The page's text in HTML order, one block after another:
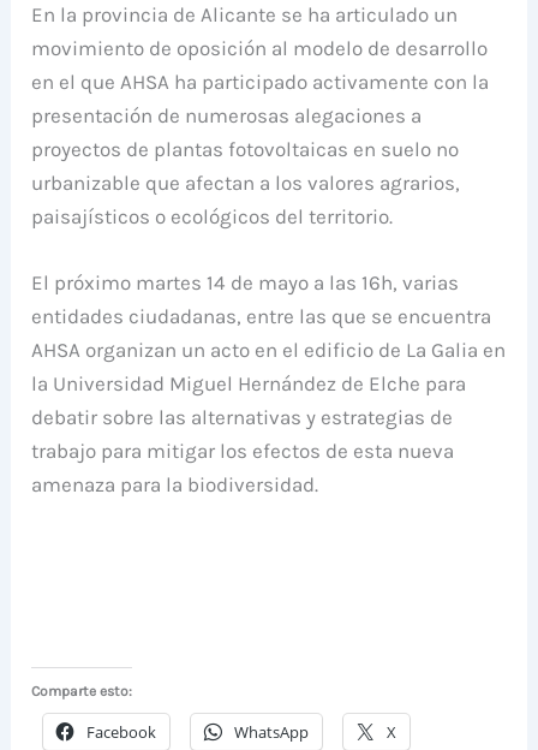
En la provincia de Alicante se ha articulado un
movimiento de oposición al modelo de desarrollo
en el que AHSA ha participado activamente con la
presentación de numerosas alegaciones a
proyectos de plantas fotovoltaicas en suelo no
urbanizable que afectan a los valores agrarios,
paisajísticos o ecológicos del territorio.
El próximo martes 14 de mayo a las 16h, varias
entidades ciudadanas, entre las que se encuentra
AHSA organizan un acto en el edificio de La Galia en
la Universidad Miguel Hernández de Elche para
debatir sobre las alternativas y estrategias de
trabajo para mitigar los efectos de esta nueva
amenaza para la biodiversidad.
Comparte esto:
Facebook WhatsApp X